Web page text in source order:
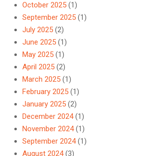
October 2025 (1)
September 2025 (1)
July 2025 (2)
June 2025 (1)
May 2025 (1)
April 2025 (2)
March 2025 (1)
February 2025 (1)
January 2025 (2)
December 2024(1)
November 2024(1)
September 2024(1)
August 2024(3)